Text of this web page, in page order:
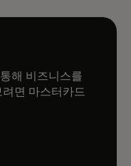
해 비즈니스를
면 마스터카드